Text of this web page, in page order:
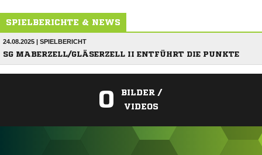
SPIELBERICHTE & NEWS
24.08.2025 | SPIELBERICHT
SG MABERZELL/GLÄSERZELL II ENTFÜHRT DIE PUNKTE
0
BILDER /
VIDEOS